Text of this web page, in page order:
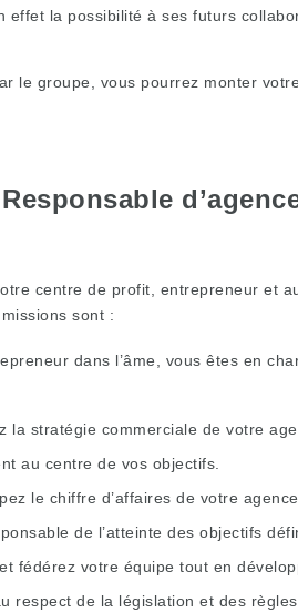
effet la possibilité à ses futurs
le groupe, vous pourrez monter
centre de profit, entrepreneur et
sont :
dans l’âme, vous êtes en
la stratégie commerciale de votre
au centre de vos objectifs.
le chiffre d’affaires de votre
de l’atteinte des objectifs
fédérez votre équipe tout en
respect de la législation et des